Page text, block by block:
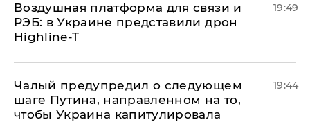
Воздушная платформа для связи и
РЭБ: в Украине представили дрон
Highline-T
19:49
Чалый предупредил о следующем
шаге Путина, направленном на то,
чтобы Украина капитулировала
19:44